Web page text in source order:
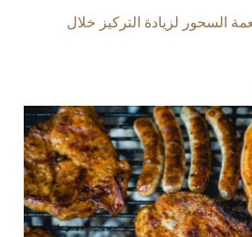
السحور لزيادة التركيز خلال